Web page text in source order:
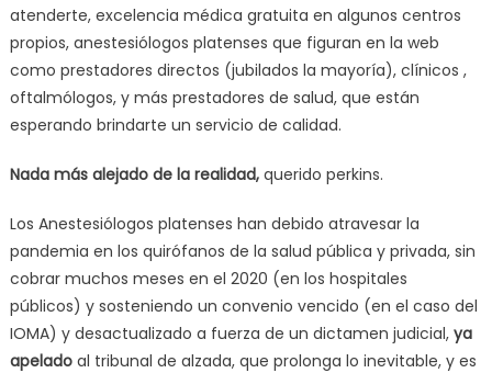
atenderte, excelencia médica gratuita en algunos centros
propios, anestesiólogos platenses que figuran en la web
como prestadores directos (jubilados la mayoría), clínicos ,
oftalmólogos, y más prestadores de salud, que están
esperando brindarte un servicio de calidad.
Nada más alejado de la realidad,querido perkins.
Los Anestesiólogos platenses han debido atravesar la
pandemia en los quirófanos de la salud pública y privada, sin
cobrar muchos meses en el 2020 (en los hospitales
públicos) y sosteniendo un convenio vencido (en el caso del
IOMA) y desactualizado a fuerza de un dictamen judicial, ya
apeladoal tribunal de alzada, que prolonga lo inevitable, y es